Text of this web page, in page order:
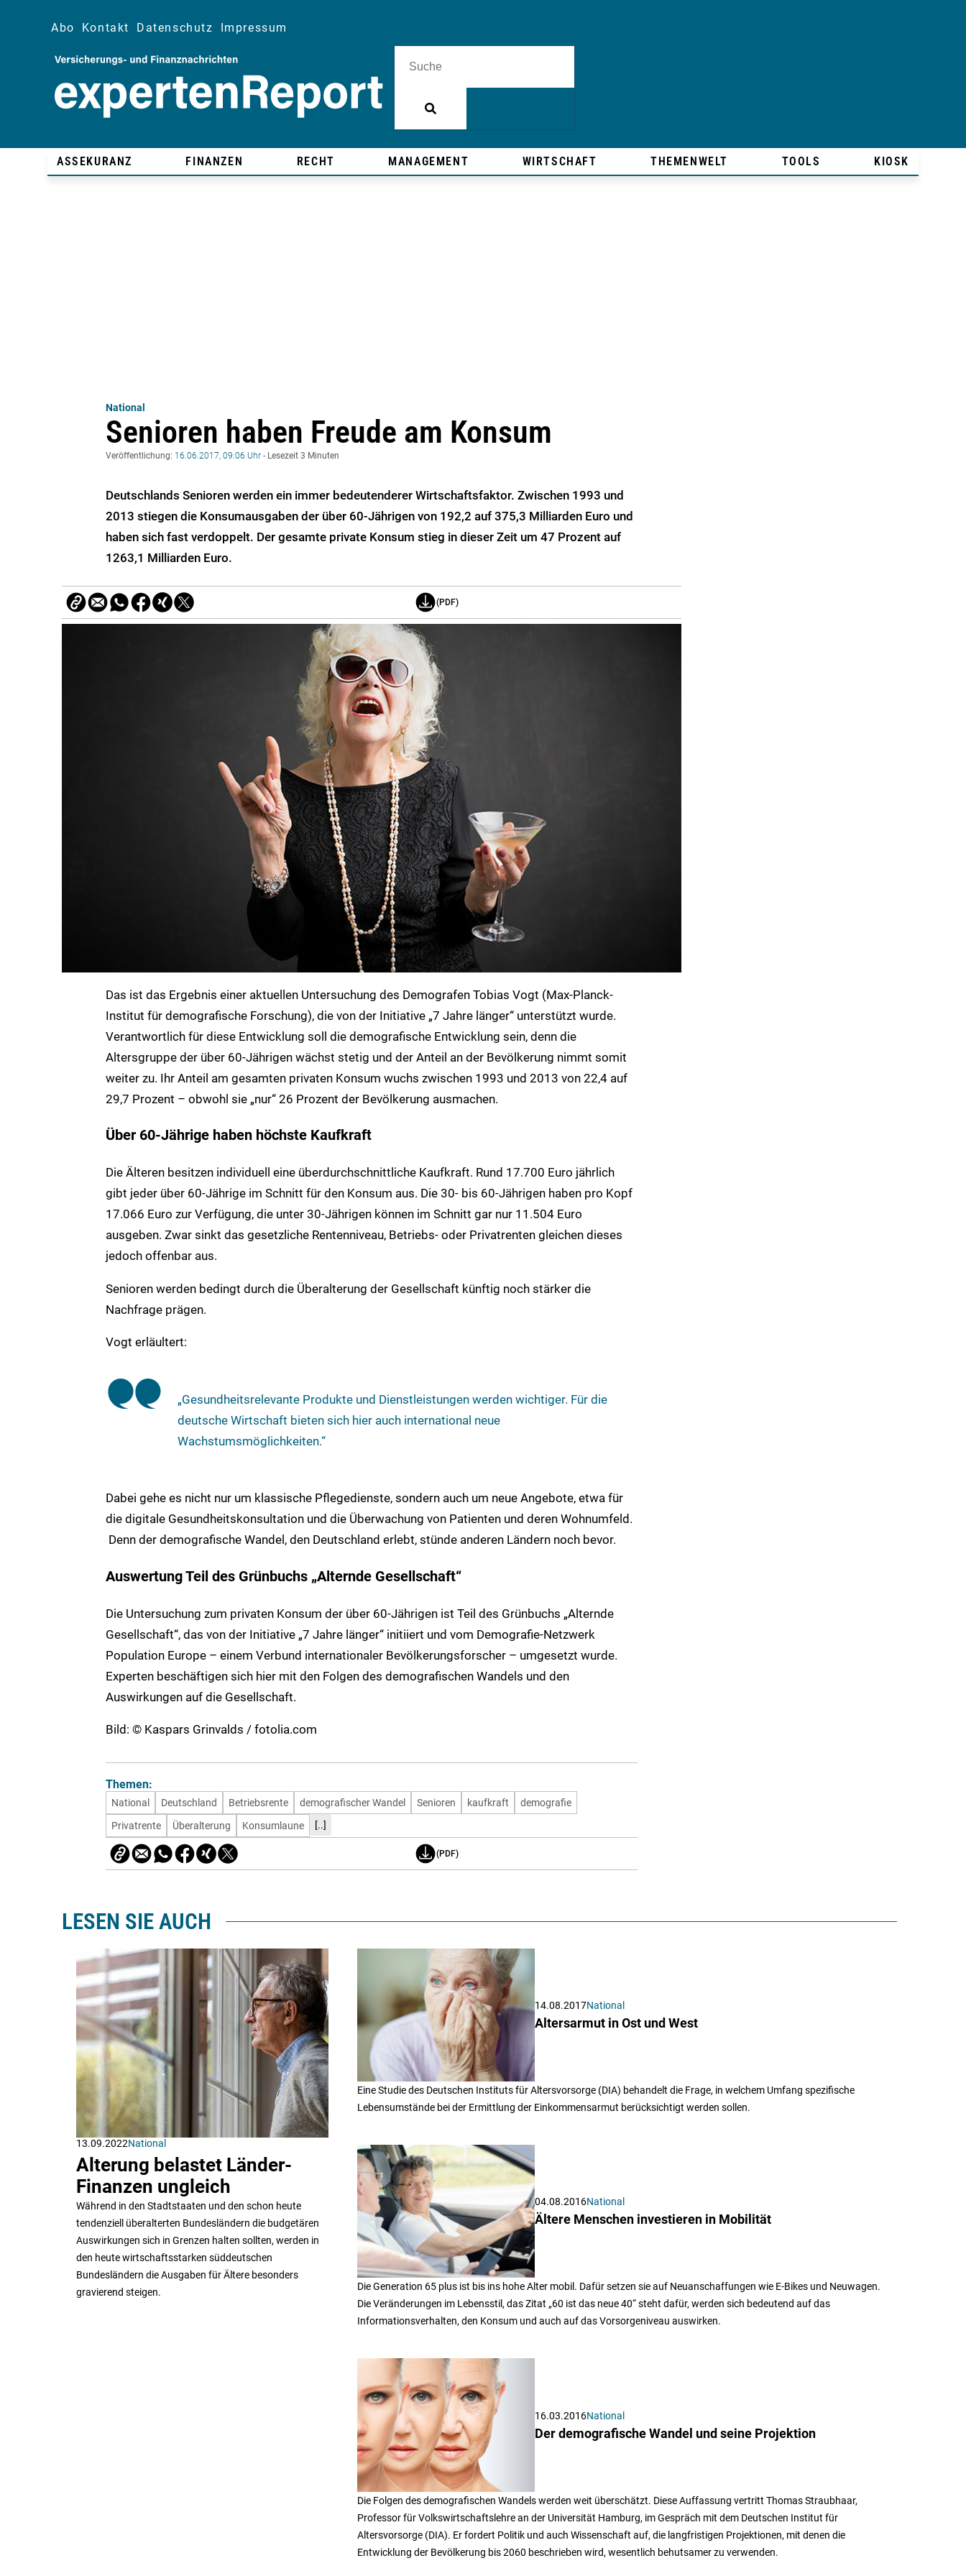
Abo Kontakt Datenschutz Impressum
ASSEKURANZ FINANZEN RECHT MANAGEMENT WIRTSCHAFT THEMENWELT TOOLS KIOSK
National
Senioren haben Freude am Konsum
Veröffentlichung: 16.06.2017, 09:06 Uhr - Lesezeit 3 Minuten
Deutschlands Senioren werden ein immer bedeutenderer Wirtschaftsfaktor. Zwischen 1993 und
2013 stiegen die Konsumausgaben der über 60-Jährigen von 192,2 auf 375,3 Milliarden Euro und
haben sich fast verdoppelt. Der gesamte private Konsum stieg in dieser Zeit um 47 Prozent auf
1263,1 Milliarden Euro.
(PDF)
Das ist das Ergebnis einer aktuellen Untersuchung des Demografen Tobias Vogt (Max-Planck-
Institut für demografische Forschung), die von der Initiative „7 Jahre länger“ unterstützt wurde.
Verantwortlich für diese Entwicklung soll die demografische Entwicklung sein, denn die
Altersgruppe der über 60-Jährigen wächst stetig und der Anteil an der Bevölkerung nimmt somit
weiter zu. Ihr Anteil am gesamten privaten Konsum wuchs zwischen 1993 und 2013 von 22,4 auf
29,7 Prozent – obwohl sie „nur“ 26 Prozent der Bevölkerung ausmachen.
Über 60-Jährige haben höchste Kaufkraft
Die Älteren besitzen individuell eine überdurchschnittliche Kaufkraft. Rund 17.700 Euro jährlich
gibt jeder über 60-Jährige im Schnitt für den Konsum aus. Die 30- bis 60-Jährigen haben pro Kopf
17.066 Euro zur Verfügung, die unter 30-Jährigen können im Schnitt gar nur 11.504 Euro
ausgeben. Zwar sinkt das gesetzliche Rentenniveau, Betriebs- oder Privatrenten gleichen dieses
jedoch offenbar aus.
Senioren werden bedingt durch die Überalterung der Gesellschaft künftig noch stärker die
Nachfrage prägen.
Vogt erläultert:
„Gesundheitsrelevante Produkte und Dienstleistungen werden wichtiger. Für die
deutsche Wirtschaft bieten sich hier auch international neue
Wachstumsmöglichkeiten.“
Dabei gehe es nicht nur um klassische Pflegedienste, sondern auch um neue Angebote, etwa für
die digitale Gesundheitskonsultation und die Überwachung von Patienten und deren Wohnumfeld.
Denn der demografische Wandel, den Deutschland erlebt, stünde anderen Ländern noch bevor.
Auswertung Teil des Grünbuchs „Alternde Gesellschaft“
Die Untersuchung zum privaten Konsum der über 60-Jährigen ist Teil des Grünbuchs „Alternde
Gesellschaft“, das von der Initiative „7 Jahre länger“ initiiert und vom Demografie-Netzwerk
Population Europe – einem Verbund internationaler Bevölkerungsforscher – umgesetzt wurde.
Experten beschäftigen sich hier mit den Folgen des demografischen Wandels und den
Auswirkungen auf die Gesellschaft.
Bild: © Kaspars Grinvalds / fotolia.com
Themen:
National Deutschland Betriebsrente demografischer Wandel Senioren kaufkraft
demografie
Privatrente
Überalterung Konsumlaune [..]
(PDF)
LESEN SIE AUCH
13.09.2022National
Alterung belastet Länder-
Finanzen ungleich
Während in den Stadtstaaten und den schon heute
tendenziell überalterten Bundesländern die budgetären
Auswirkungen sich in Grenzen halten sollten, werden in
den heute wirtschaftsstarken süddeutschen
Bundesländern die Ausgaben für Ältere besonders
gravierend steigen.
14.08.2017National
Altersarmut in Ost und West
Eine Studie des Deutschen Instituts für Altersvorsorge (DIA) behandelt die Frage, in welchem Umfang spezifische
Lebensumstände bei der Ermittlung der Einkommensarmut berücksichtigt werden sollen.
04.08.2016National
Ältere Menschen investieren in Mobilität
Die Generation 65 plus ist bis ins hohe Alter mobil. Dafür setzen sie auf Neuanschaffungen wie E-Bikes und Neuwagen.
Die Veränderungen im Lebensstil, das Zitat „60 ist das neue 40“ steht dafür, werden sich bedeutend auf das
Informationsverhalten, den Konsum und auch auf das Vorsorgeniveau auswirken.
16.03.2016National
Der demografische Wandel und seine Projektion
Die Folgen des demografischen Wandels werden weit überschätzt. Diese Auffassung vertritt Thomas Straubhaar,
Professor für Volkswirtschaftslehre an der Universität Hamburg, im Gespräch mit dem Deutschen Institut für
Altersvorsorge (DIA). Er fordert Politik und auch Wissenschaft auf, die langfristigen Projektionen, mit denen die
Entwicklung der Bevölkerung bis 2060 beschrieben wird, wesentlich behutsamer zu verwenden.